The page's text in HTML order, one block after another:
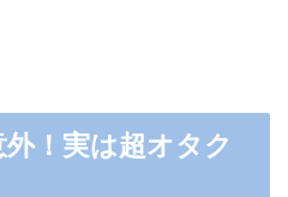
！実は超オタク